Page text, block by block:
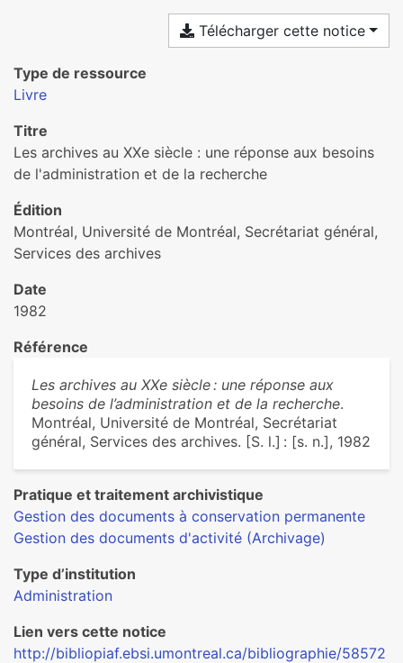
Télécharger cette notice
Type de ressource
Livre
Titre
Les archives au XXe siècle : une réponse aux besoins
de l'administration et de la recherche
Édition
Montréal, Université de Montréal, Secrétariat général,
Services des archives
Date
1982
Référence
Les archives au XXe siècle : une réponse aux
besoins de l’administration et de la recherche.
Montréal, Université de Montréal, Secrétariat
général, Services des archives. [S. l.] : [s. n.], 1982
Pratique et traitement archivistique
Gestion des documents à conservation permanente
Gestion des documents d'activité (Archivage)
Type d’institution
Administration
Lien vers cette notice
http://bibliopiaf.ebsi.umontreal.ca/bibliographie/58572